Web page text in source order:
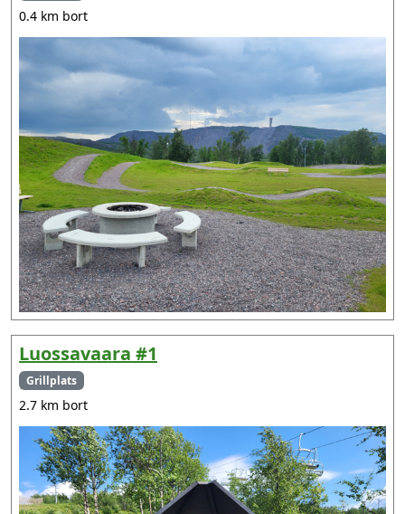
0.4 km bort
Luossavaara #1
Grillplats
2.7 km bort